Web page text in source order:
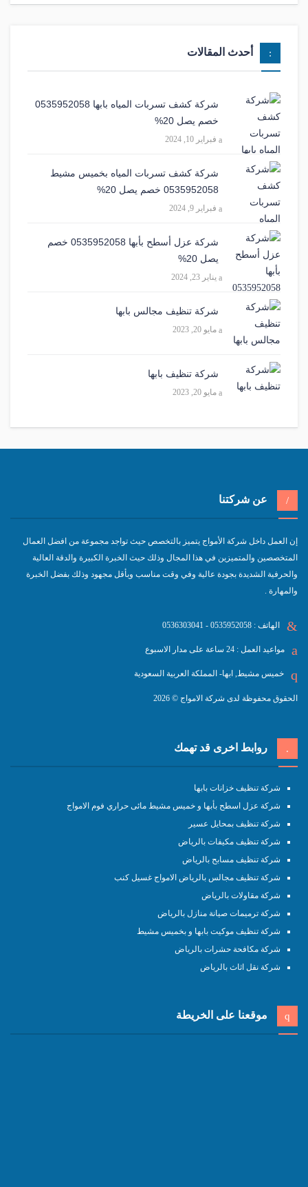
أحدث المقالات
شركة كشف تسربات المياه بابها 0535952058
خصم يصل 20%
فبراير 10, 2024
شركة كشف تسربات المياه بخميس مشيط
0535952058 خصم يصل 20%
فبراير 9, 2024
شركة عزل أسطح بأبها 0535952058 خصم
يصل 20%
يناير 23, 2024
شركة تنظيف مجالس بابها
مايو 20, 2023
شركة تنظيف بابها
مايو 20, 2023
عن شركتنا
إن العمل داخل شركة الأمواج يتميز بالتخصص حيث تواجد مجموعة من افضل العمال
المتخصصين والمتميزين في هذا المجال وذلك حيث الخبرة الكبيرة والدقة العالية
والحرفية الشديدة بجودة عالية وفي وقت مناسب وبأقل مجهود وذلك بفضل الخبرة
والمهارة .
الهاتف : 0535952058 - 0536303041
مواعيد العمل : 24 ساعة على مدار الاسبوع
خميس مشيط, ابها- المملكة العربية السعودية
الحقوق محفوظة لدى شركة الامواج © 2026
روابط اخرى قد تهمك
شركة تنظيف خزانات بابها
شركة عزل اسطح بأبها و خميس مشيط مائى حراري فوم الامواج
شركة تنظيف بمحايل عسير
شركة تنظيف مكيفات بالرياض
شركة تنظيف مسابح بالرياض
شركة تنظيف مجالس بالرياض الامواج غسيل كنب
شركة مقاولات بالرياض
شركة ترميمات صيانة منازل بالرياض
شركة تنظيف موكيت بابها و بخميس مشيط
شركة مكافحة حشرات بالرياض
شركة نقل اثاث بالرياض
موقعنا على الخريطة